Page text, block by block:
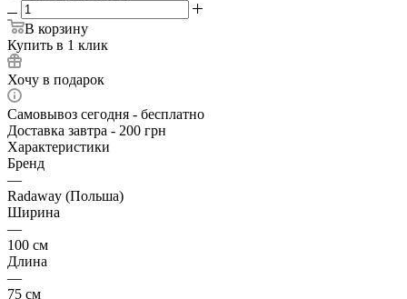
В корзину
Купить в 1 клик
Хочу в подарок
Самовывоз сегодня - бесплатно
Доставка завтра - 200 грн
Характеристики
Бренд
—
Radaway (Польша)
Ширина
—
100 см
Длина
—
75 см